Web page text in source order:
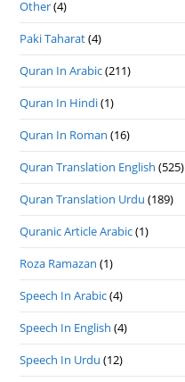
Other(4)
Paki Taharat(4)
Quran In Arabic(211)
Quran In Hindi(1)
Quran In Roman (16)
Quran Translation English (525)
Quran Translation Urdu (189)
Quranic Article Arabic(1)
Roza Ramazan (1)
Speech In Arabic(4)
Speech In English (4)
Speech In Urdu (12)